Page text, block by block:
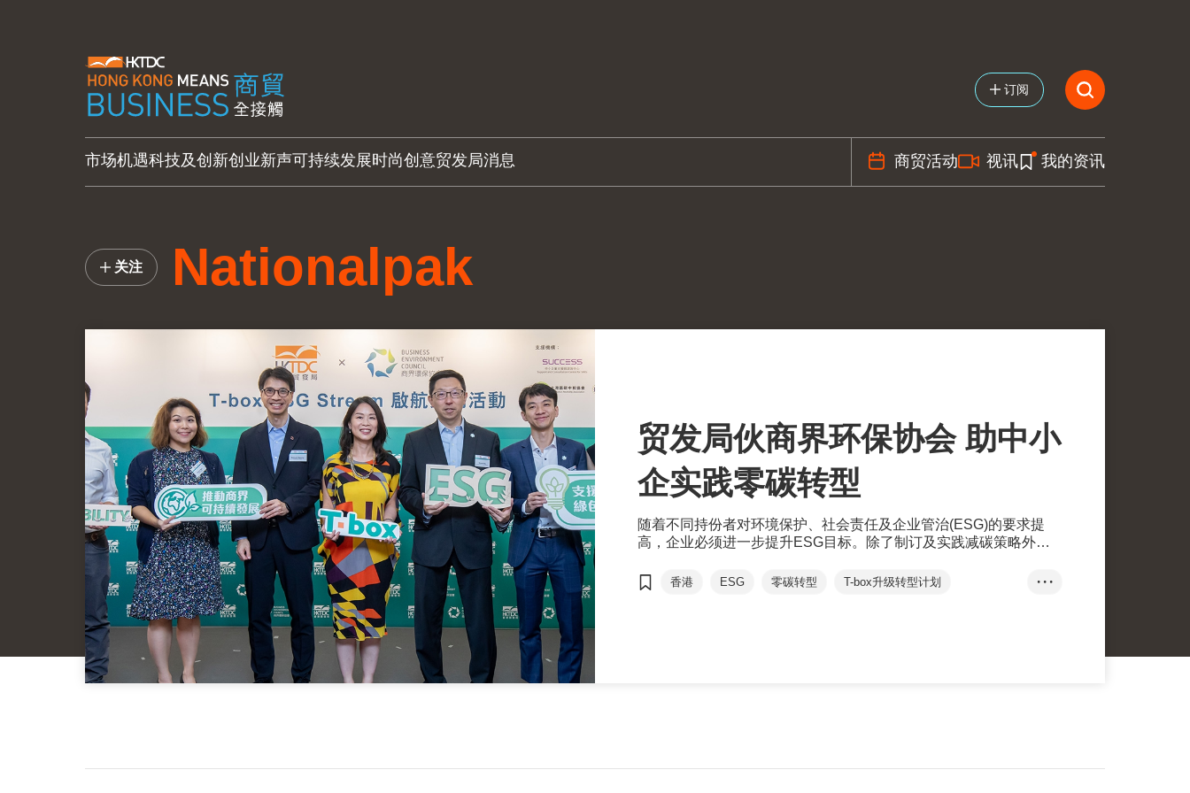
订阅
市场机遇科技及创新创业新声可持续发展时尚创意贸发局消息 商贸活动 视讯 我的资讯
Nationalpak
关注
贸发局伙商界环保协会 助中小
企实践零碳转型
随着不同持份者对环境保护、社会责任及企业管治(ESG)的要求提
高，企业必须进一步提升ESG目标。除了制订及实践减碳策略外，
香港 ESG 零碳转型
T-box升级转型计划
• • •